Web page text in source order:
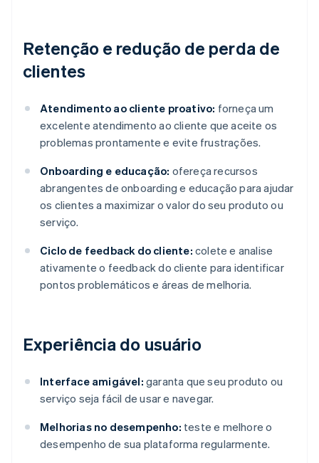
Retenção e redução de perda de
clientes
Atendimento ao cliente proativo: forneça um
excelente atendimento ao cliente que aceite os
problemas prontamente e evite frustrações.
Onboarding e educação: ofereça recursos
abrangentes de onboarding e educação para ajudar
os clientes a maximizar o valor do seu produto ou
serviço.
Ciclo de feedback do cliente: colete e analise
ativamente o feedback do cliente para identificar
pontos problemáticos e áreas de melhoria.
Experiência do usuário
Interface amigável: garanta que seu produto ou
serviço seja fácil de usar e navegar.
Melhorias no desempenho: teste e melhore o
desempenho de sua plataforma regularmente.